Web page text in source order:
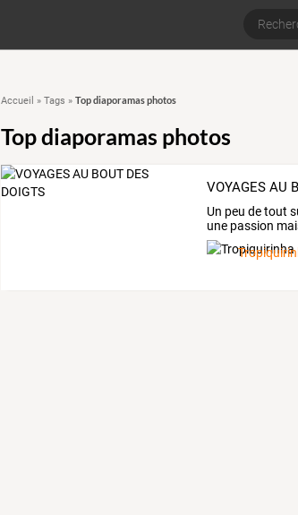
Accueil » Tags » Top diaporamas photos
Top diaporamas photos
VOYAGES AU
Un peu detout
une passion
photos,